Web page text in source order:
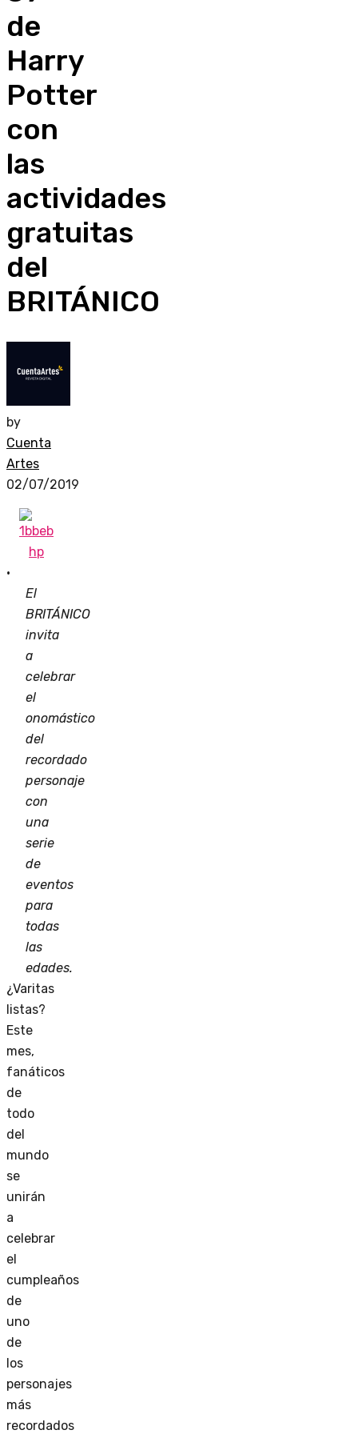
de
Harry
Potter
con
las
actividades
gratuitas
del
BRITÁNICO
by
Cuenta
Artes
02/07/2019
·
El
BRITÁNICO
invita
a
celebrar
el
onomástico
del
recordado
personaje
con
una
serie
de
eventos
para
todas
las
edades.
¿Varitas
listas?
Este
mes,
fanáticos
de
todo
del
mundo
se
unirán
a
celebrar
el
cumpleaños
de
uno
de
los
personajes
más
recordados